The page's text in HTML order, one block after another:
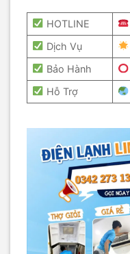
HOTLINE
Dịch Vụ
Bảo Hành
Hỗ Trợ